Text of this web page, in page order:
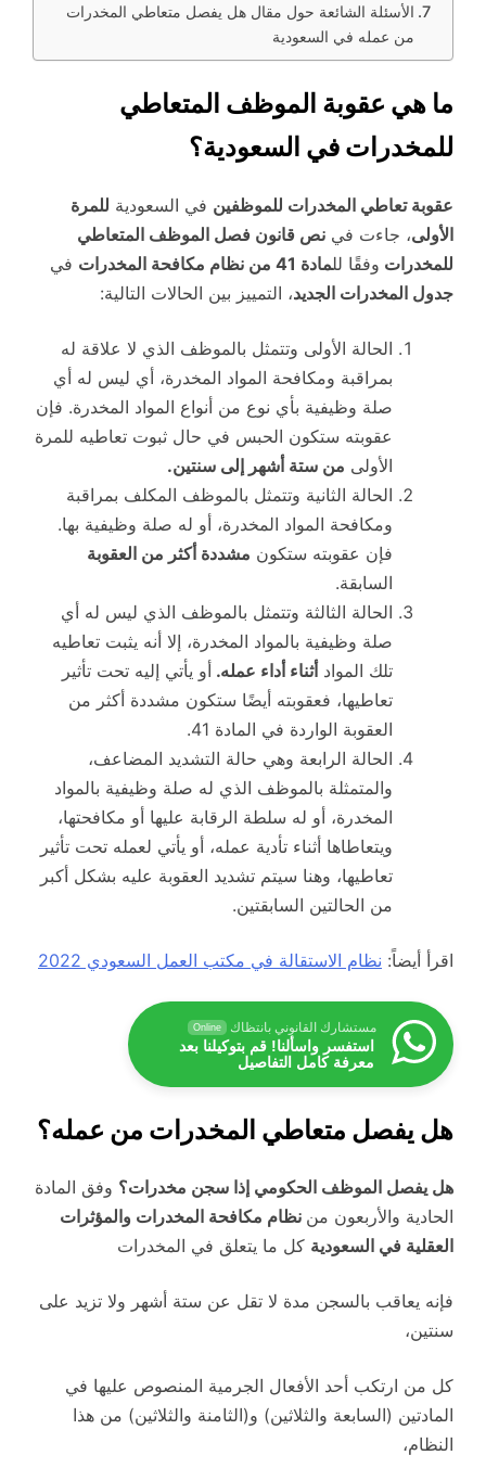
الأسئلة الشائعة حول مقال هل يفصل متعاطي المخدرات
من عمله في السعودية
ما هي عقوبة الموظف المتعاطي
للمخدرات في السعودية؟
عقوبة تعاطي المخدرات للموظفين في السعودية للمرة
الأولى، جاءت في نص قانون فصل الموظف المتعاطي
للمخدرات وفقًا للمادة 41 من نظام مكافحة المخدرات
في
جدول المخدرات الجديد، التمييز بين الحالات التالية:
الحالة الأولى وتتمثل بالموظف الذي لا علاقة له
بمراقبة ومكافحة المواد المخدرة، أي ليس له أي
صلة وظيفية بأي نوع من أنواع المواد المخدرة. فإن
عقوبته ستكون الحبس في حال ثبوت تعاطيه للمرة
الأولى من ستة أشهر إلى سنتين.
الحالة الثانية وتتمثل بالموظف المكلف بمراقبة
ومكافحة المواد المخدرة، أو له صلة وظيفية بها.
فإن عقوبته ستكون مشددة أكثر من العقوبة
السابقة.
الحالة الثالثة وتتمثل بالموظف الذي ليس له أي
صلة وظيفية بالمواد المخدرة، إلا أنه يثبت تعاطيه
تلك الموادأثناء أداء عمله. أو يأتي إليه تحت تأثير
تعاطيها، فعقوبته أيضًا ستكون مشددة أكثر من
العقوبة الواردة في المادة 41.
الحالة الرابعة وهي حالة التشديد المضاعف،
والمتمثلة بالموظف الذي له صلة وظيفية بالمواد
المخدرة، أو له سلطة الرقابة عليها أو مكافحتها،
ويتعاطاها أثناء تأدية عمله، أو يأتي لعمله تحت تأثير
تعاطيها، وهنا سيتم تشديد العقوبة عليه بشكل أكبر
من الحالتين السابقتين.
اقرأ أيضاً: نظام الاستقالة في مكتب العمل السعودي 2022
مستشارك القانوني بانتظاك Online
استفسر واسألنا! قم بتوكيلنا بعد
معرفة كامل التفاصيل
هل يفصل متعاطي المخدرات من عمله؟
هل يفصل الموظف الحكومي إذا سجن مخدرات؟ وفق المادة
الحادية والأربعون من نظام مكافحة المخدرات والمؤثرات
العقلية في السعودية كل ما يتعلق في المخدرات
فإنه يعاقب بالسجن مدة لا تقل عن ستة أشهر ولا تزيد على
سنتين،
كل من ارتكب أحد الأفعال الجرمية المنصوص عليها في
المادتين (السابعة والثلاثين) و(الثامنة والثلاثين) من هذا
النظام،